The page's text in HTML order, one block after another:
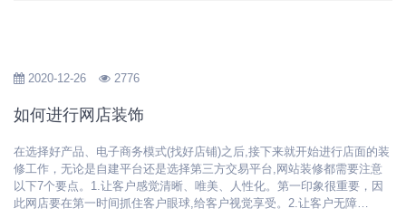
2020-12-26 2776
如何进行网店装饰
在选择好产品、电子商务模式(找好店铺)之后,接下来就开始进行店面的装
修工作，无论是自建平台还是选择第三方交易平台,网站装修都需要注意
以下7个要点。1.让客户感觉清晰、唯美、人性化。第一印象很重要，因
此网店要在第一时间抓住客户眼球,给客户视觉享受。2.让客户无障…